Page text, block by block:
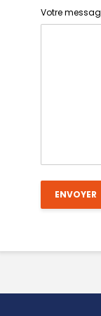
Votre